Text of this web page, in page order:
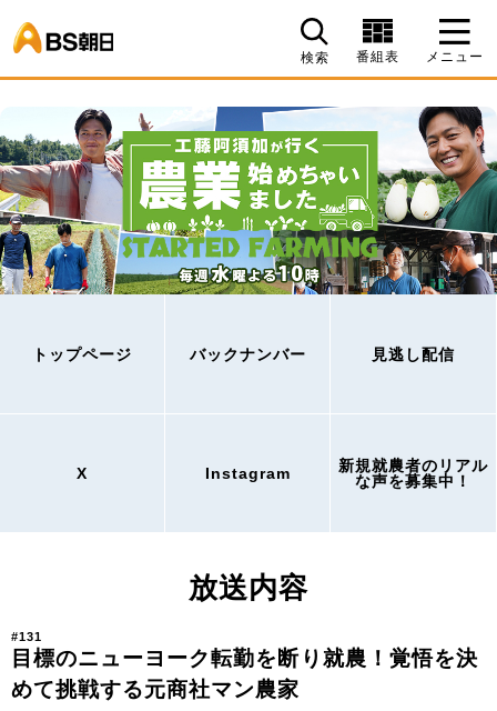
検索 番組表 メニュー
トップページ バックナンバー 見逃し配信
X Instagram
新規就農者のリアル
な声を募集中！
放送内容
#131
目標のニューヨーク転勤を断り就農！覚悟を決
めて挑戦する元商社マン農家